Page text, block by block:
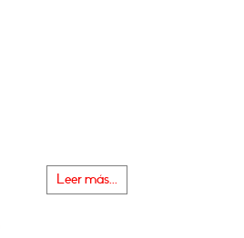
Leer más...